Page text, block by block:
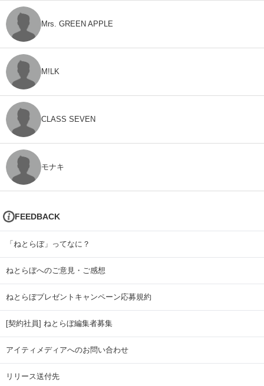
Mrs. GREEN APPLE
M!LK
CLASS SEVEN
モナキ
FEEDBACK
「ねとらぼ」ってなに？
ねとらぼへのご意見・ご感想
ねとらぼプレゼントキャンペーン応募規約
[契約社員] ねとらぼ編集者募集
アイティメディアへのお問い合わせ
リリース送付先